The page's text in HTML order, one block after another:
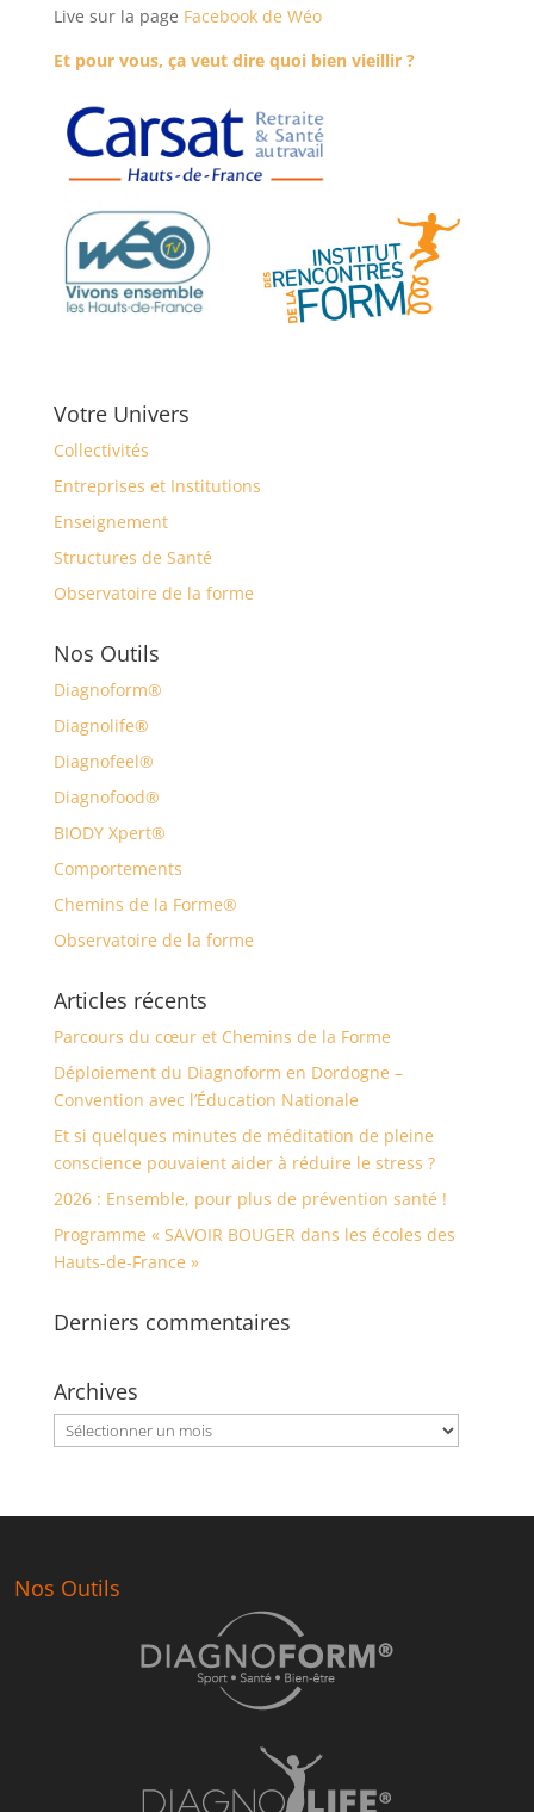
Live sur la page Facebook de Wéo
Et pour vous, ça veut dire quoi bien vieillir ?
Votre Univers
Collectivités
Entreprises et Institutions
Enseignement
Structures de Santé
Observatoire de la forme
Nos Outils
Diagnoform®
Diagnolife®
Diagnofeel®
Diagnofood®
BIODY Xpert®
Comportements
Chemins de la Forme®
Observatoire de la forme
Articles récents
Parcours du cœur et Chemins de la Forme
Déploiement du Diagnoform en Dordogne –
Convention avec l’Éducation Nationale
Et si quelques minutes de méditation de pleine
conscience pouvaient aider à réduire le stress ?
2026 : Ensemble, pour plus de prévention santé !
Programme « SAVOIR BOUGER dans les écoles des
Hauts-de-France »
Derniers commentaires
Archives
Archives
Nos Outils